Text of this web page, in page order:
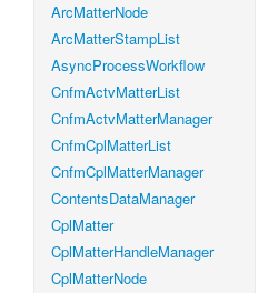
ArcMatterNode
ArcMatterStampList
AsyncProcessWorkflow
CnfmActvMatterList
CnfmActvMatterManager
CnfmCplMatterList
CnfmCplMatterManager
ContentsDataManager
CplMatter
CplMatterHandleManager
CplMatterNode